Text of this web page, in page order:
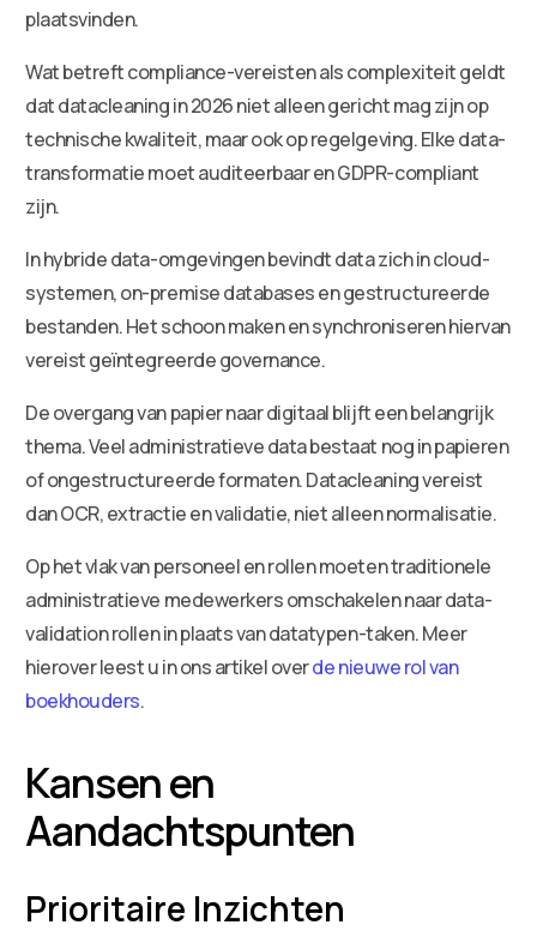
plaatsvinden.
Wat betreft compliance-vereisten als complexiteit geldt
dat datacleaning in 2026 niet alleen gericht mag zijn op
technische kwaliteit, maar ook op regelgeving. Elke data-
transformatie moet auditeerbaar en GDPR-compliant
zijn.
In hybride data-omgevingen bevindt data zich in cloud-
systemen, on-premise databases en gestructureerde
bestanden. Het schoon maken en synchroniseren hiervan
vereist geïntegreerde governance.
De overgang van papier naar digitaal blijft een belangrijk
thema. Veel administratieve data bestaat nog in papieren
of ongestructureerde formaten. Datacleaning vereist
dan OCR, extractie en validatie, niet alleen normalisatie.
Op het vlak van personeel en rollen moeten traditionele
administratieve medewerkers omschakelen naar data-
validation rollen in plaats van datatypen-taken. Meer
hierover leest u in ons artikel overde nieuwe rol van
boekhouders.
Kansen en
Aandachtspunten
Prioritaire Inzichten